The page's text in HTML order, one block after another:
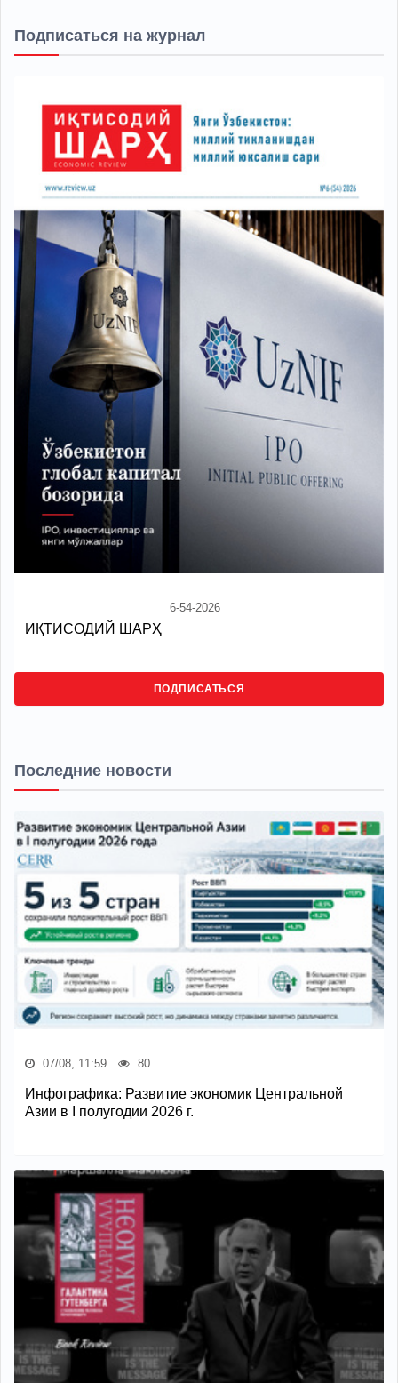
Подписаться на журнал
6-54-2026
ИҚТИСОДИЙ ШАРҲ
ПОДПИСАТЬСЯ
Последние новости
07/08, 11:59 80
Инфографика: Развитие экономик Центральной
Азии в I полугодии 2026 г.